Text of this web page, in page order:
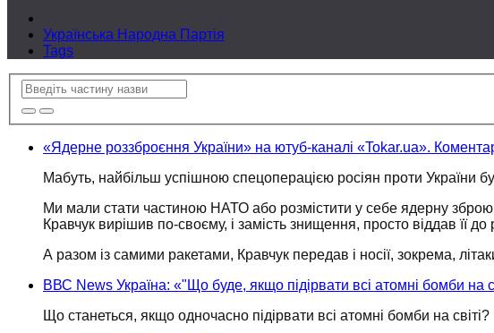
Українська Народна Партія
Tags
«Ядерне роззброєння України» на ютуб-каналі «Tokar.ua».
Мабуть, найбільш успішною спецоперацією росіян проти України
Ми мали стати частиною НАТО або розмістити у себе ядерну
Кравчук вирішив по-своєму, і замість знищення, просто віддав їїдо
А разом із самими ракетами, Кравчук передав і носії, зокрема,
ВВС News Україна: «"Що буде, якщо підірвати всі атомні бомби на
Що станеться, якщо одночасно підірвати всі атомні бомби на світі?